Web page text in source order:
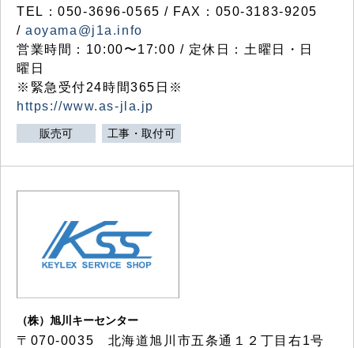
TEL：050-3696-0565 / FAX：050-3183-9205
/aoyama@j1a.info
営業時間：10:00〜17:00 / 定休日：土曜日・日
曜日
※緊急受付24時間365日※
https://www.as-jla.jp
販売可 工事・取付可
（株）旭川キーセンター
〒070-0035 北海道旭川市五条通１２丁目右1号